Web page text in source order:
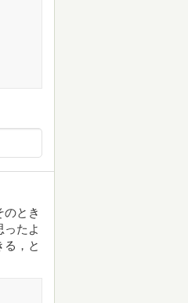
とき
たよ
，と